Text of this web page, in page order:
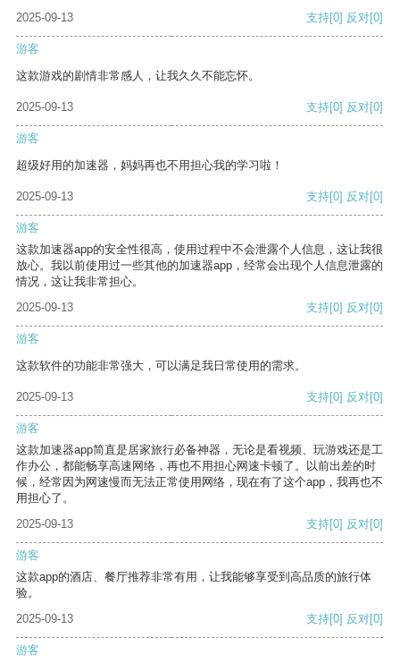
2025-09-13
支持[0] 反对[0]
游客
这款游戏的剧情非常感人，让我久久不能忘怀。
2025-09-13 支持[0] 反对[0]
游客
超级好用的加速器，妈妈再也不用担心我的学习啦！
2025-09-13 支持[0] 反对[0]
游客
这款加速器app的安全性很高，使用过程中不会泄露个人信息，这让我很
放心。我以前使用过一些其他的加速器app，经常会出现个人信息泄露的
情况，这让我非常担心。
2025-09-13
支持[0] 反对[0]
游客
这款软件的功能非常强大，可以满足我日常使用的需求。
2025-09-13 支持[0] 反对[0]
游客
这款加速器app简直是居家旅行必备神器，无论是看视频、玩游戏还是工
作办公，都能畅享高速网络，再也不用担心网速卡顿了。以前出差的时
候，经常因为网速慢而无法正常使用网络，现在有了这个app，我再也不
用担心了。
2025-09-13
支持[0] 反对[0]
游客
这款app的酒店、餐厅推荐非常有用，让我能够享受到高品质的旅行体
验。
2025-09-13
支持[0] 反对[0]
游客